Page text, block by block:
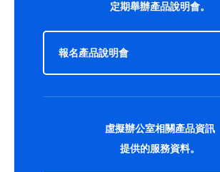
定期舉辦產品說明會。
報名產品說明會
虛擬辦公室相關產品資訊
提供的服務資料。